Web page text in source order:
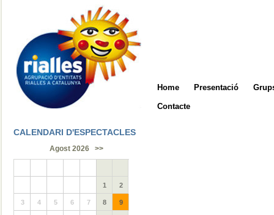
Home Presentació
Contacte
CALENDARI D'ESPECTACLES
Agost 2026 >>
1 2
3 4 5 6 7 8 9